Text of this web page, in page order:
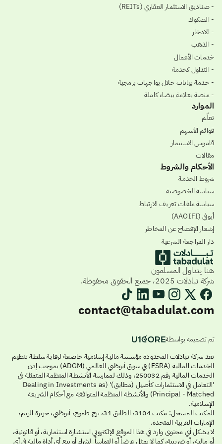
- صناديق الاستثمار العقاري (REITs)
- الصكوك
- الادخار
- الذهب
خدمات الأعمال
- التداول كخدمة
- خدمة بيانات حلال بواجهات برمجية
- منصة بعلامة بيضاء كاملة
الموارد
تعلّم
قوائم الأسهم
قاموس الاستثمار
مقالات
الأحكام والشروط
شروط الخدمة
سياسة الخصوصية
سياسة ملفات تعريف الارتباط
أيوفي (AAOIFI)
إشعار الإفصاح عن المخاطر
دار المراجعة الشرعية
هنا يتداول المسلمون
شركة تبادلات 2025، جميع الحقوق محفوظة.
contact@tabadulat.com
تم تصميمه بواسطة
تعد شركة تبادلات المحدودة مؤسسة مالية إسلامية خاضعة لرقابة سلطة تنظيم
الخدمات المالية (FSRA) في سوق أبوظبي العالمي (ADGM) بموجب إذن
الخدمات المالية رقم 250032، وذلك لممارسة الأنشطة المنظمة المتمثلة في
'التعامل في الاستثمارات كأصيل (مطابق)' (Dealing in Investments as
Principal - Matched) والأنشطة المنظمة المتوافقة مع أحكام الشريعة
الإسلامية.
المكتب المسجل: مكتب 3104، الطابق 31، برج طموح، أبوظبي، جزيرة الريم،
الإمارات العربية المتحدة.
لا يشكل أي محتوى وارد في هذا الموقع الإلكتروني استشارة استثمارية، أو قانونية،
أو مالية، أو ضريبية، كما لا يمثل عرضاً أو التماساً لشراء أو بيع أي أداة مالية في أي